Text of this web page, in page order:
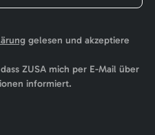
gelesen und akzeptiere
ZUSA mich per E-Mail über
informiert.